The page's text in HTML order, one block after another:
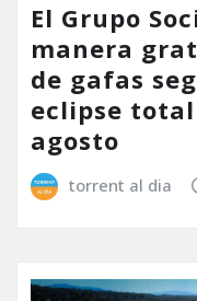
El Grupo
manera
de gafas
eclipse total
agosto
torrent al dia